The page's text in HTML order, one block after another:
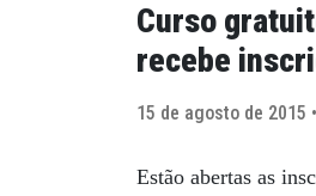
Curso
recebe
15 de agosto de 2015
Estão abertas as